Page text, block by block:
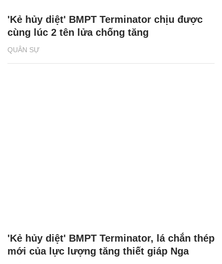
QUÂN SỰ
'Kẻ hủy diệt' BMPT Terminator chịu được
cùng lúc 2 tên lửa chống tăng
'Kẻ hủy diệt' BMPT Terminator, lá chắn thép
mới của lực lượng tăng thiết giáp Nga